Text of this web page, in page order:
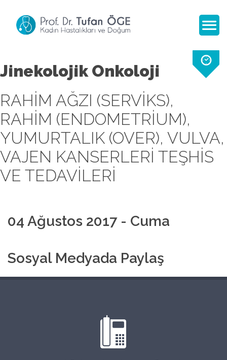
Jinekolojik Onkoloji
RAHIM AĞZI (SERVIKS),
RAHIM (ENDOMETRIUM),
YUMURTALIK (OVER), VULVA,
VAJEN KANSERLERI TEŞHIS
VE TEDAVILERI
04 Ağustos 2017 - Cuma
Sosyal Medyada Paylaş